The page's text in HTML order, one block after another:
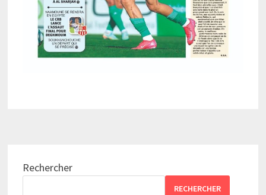
Rechercher
RECHERCHER